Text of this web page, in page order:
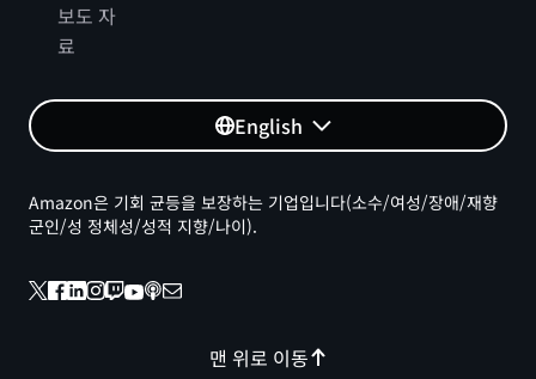
보도 자
료
English
맨 위로 이동
Amazon은 기회 균등을 보장하는 기업입니다(소수/여성/장애/재향
군인/성 정체성/성적 지향/나이).